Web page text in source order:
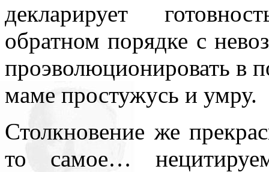
декларирует
обратном порядке с
проэволюционировать в
маме простужусь и умру.
Столкновение же
то самое…